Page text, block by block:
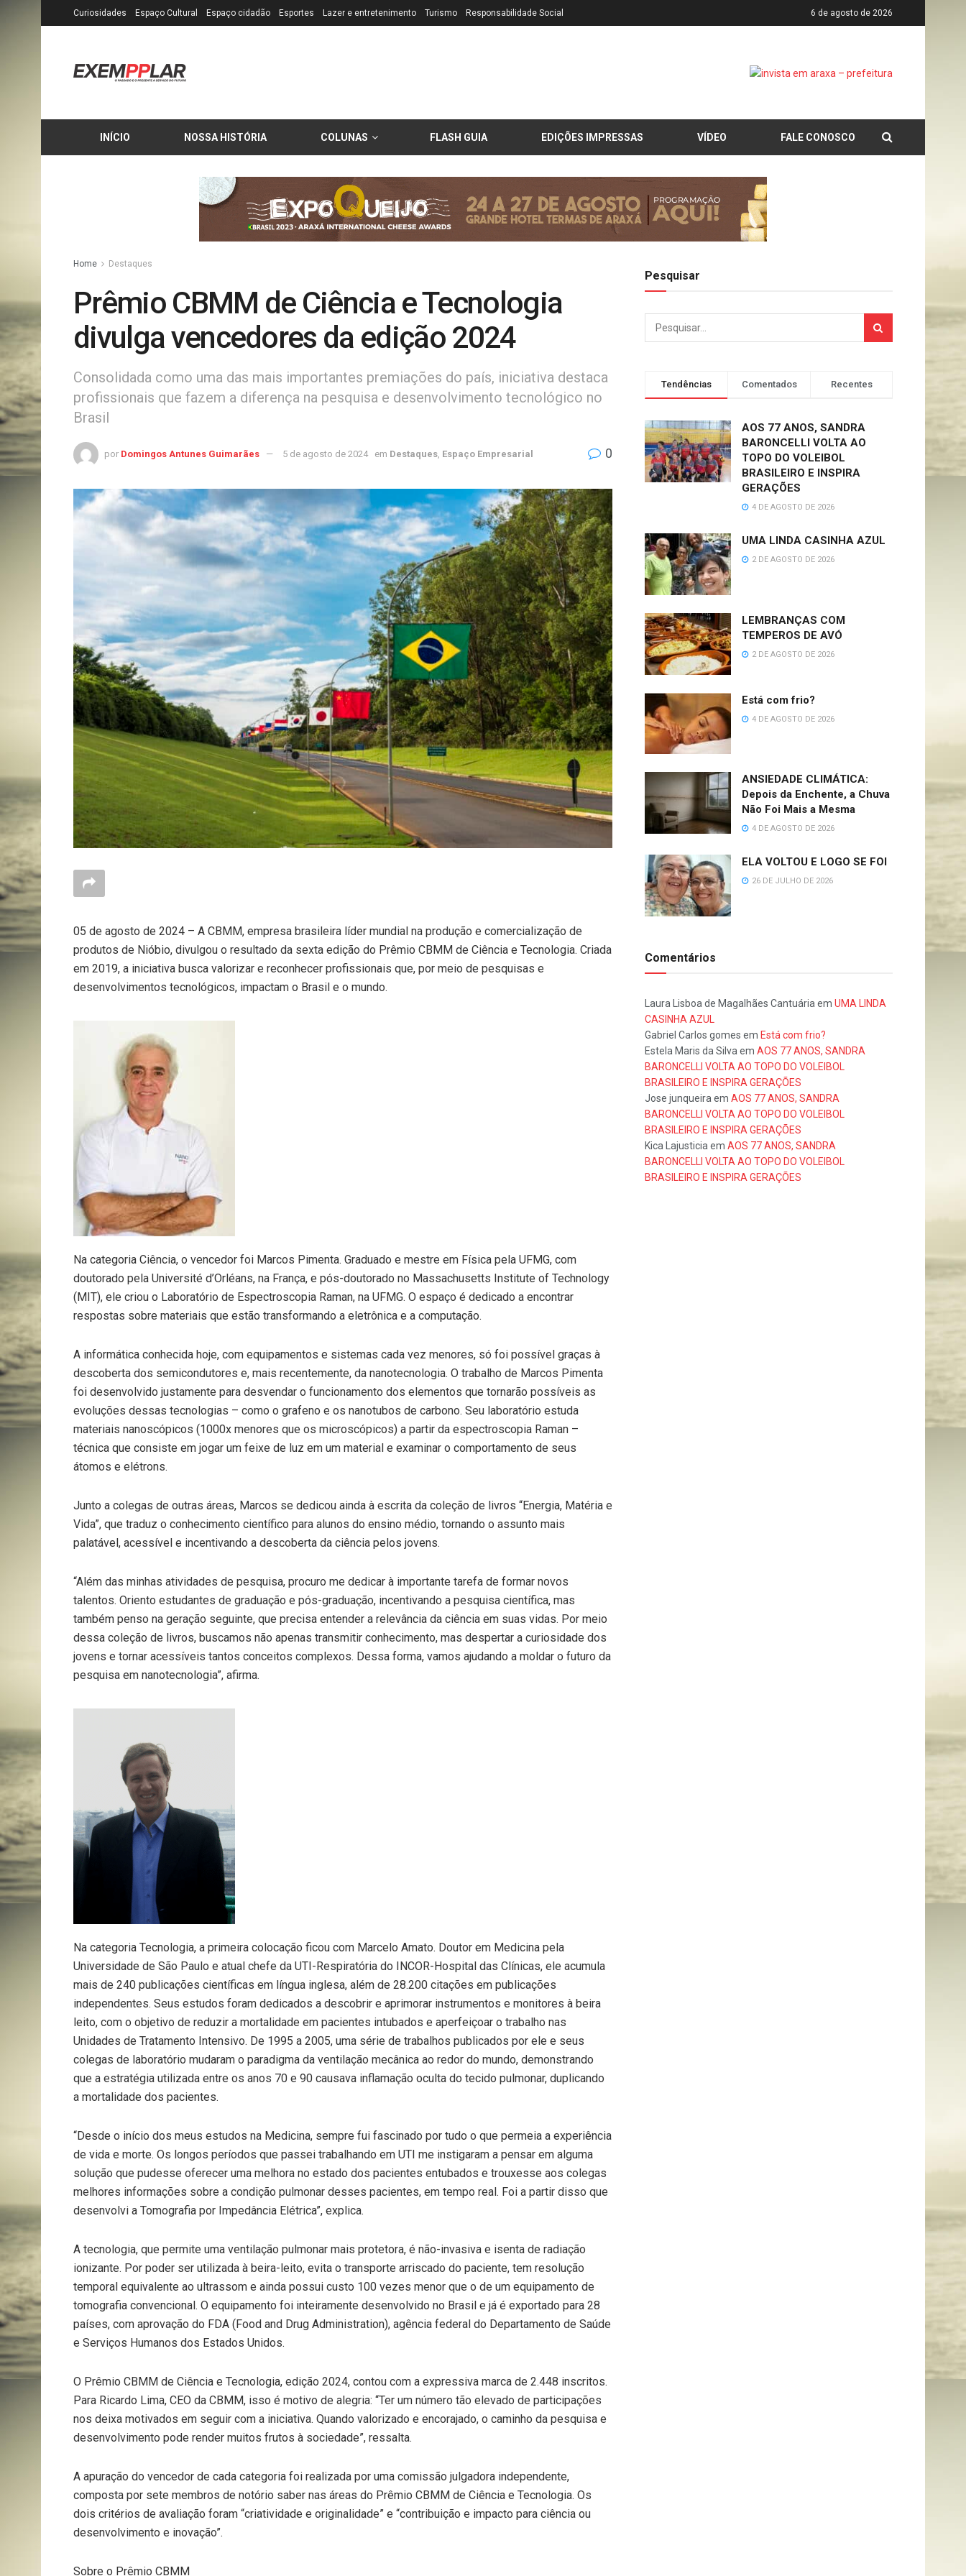
Curiosidades Espaço Cultural Espaço cidadão Esportes Lazer e entretenimento Turismo Responsabilidade Social 6 de agosto de 2026
INÍCIO NOSSA HISTÓRIA COLUNAS FLASH GUIA EDIÇÕES IMPRESSAS VÍDEO FALE CONOSCO
Home Destaques
Prêmio CBMM de Ciência e Tecnologia
divulga vencedores da edição 2024
Consolidada como uma das mais importantes premiações do país, iniciativa destaca
profissionais que fazem a diferença na pesquisa e desenvolvimento tecnológico no
Brasil
por Domingos Antunes Guimarães 5 de agosto de 2024 em Destaques Espaço Empresarial 0
05 de agosto de 2024 – A CBMM, empresa brasileira líder mundial na produção e comercialização de
produtos de Nióbio, divulgou o resultado da sexta edição do Prêmio CBMM de Ciência e Tecnologia. Criada
em 2019, a iniciativa busca valorizar e reconhecer profissionais que, por meio de pesquisas e
desenvolvimentos tecnológicos, impactam o Brasil e o mundo.
Na categoria Ciência, o vencedor foi Marcos Pimenta. Graduado e mestre em Física pela UFMG, com
doutorado pela Université d’Orléans, na França, e pós-doutorado no Massachusetts Institute of Technology
(MIT), ele criou o Laboratório de Espectroscopia Raman, na UFMG. O espaço é dedicado a encontrar
respostas sobre materiais que estão transformando a eletrônica e a computação.
A informática conhecida hoje, com equipamentos e sistemas cada vez menores, só foi possível graças à
descoberta dos semicondutores e, mais recentemente, da nanotecnologia. O trabalho de Marcos Pimenta
foi desenvolvido justamente para desvendar o funcionamento dos elementos que tornarão possíveis as
evoluções dessas tecnologias – como o grafeno e os nanotubos de carbono. Seu laboratório estuda
materiais nanoscópicos (1000x menores que os microscópicos) a partir da espectroscopia Raman –
técnica que consiste em jogar um feixe de luz em um material e examinar o comportamento de seus
átomos e elétrons.
Junto a colegas de outras áreas, Marcos se dedicou ainda à escrita da coleção de livros “Energia, Matéria e
Vida”, que traduz o conhecimento científico para alunos do ensino médio, tornando o assunto mais
palatável, acessível e incentivando a descoberta da ciência pelos jovens.
“Além das minhas atividades de pesquisa, procuro me dedicar à importante tarefa de formar novos
talentos. Oriento estudantes de graduação e pós-graduação, incentivando a pesquisa científica, mas
também penso na geração seguinte, que precisa entender a relevância da ciência em suas vidas. Por meio
dessa coleção de livros, buscamos não apenas transmitir conhecimento, mas despertar a curiosidade dos
jovens e tornar acessíveis tantos conceitos complexos. Dessa forma, vamos ajudando a moldar o futuro da
pesquisa em nanotecnologia”, afirma.
Na categoria Tecnologia, a primeira colocação ficou com Marcelo Amato. Doutor em Medicina pela
Universidade de São Paulo e atual chefe da UTI-Respiratória do INCOR-Hospital das Clínicas, ele acumula
mais de 240 publicações científicas em língua inglesa, além de 28.200 citações em publicações
independentes. Seus estudos foram dedicados a descobrir e aprimorar instrumentos e monitores à beira
leito, com o objetivo de reduzir a mortalidade em pacientes intubados e aperfeiçoar o trabalho nas
Unidades de Tratamento Intensivo. De 1995 a 2005, uma série de trabalhos publicados por ele e seus
colegas de laboratório mudaram o paradigma da ventilação mecânica ao redor do mundo, demonstrando
que a estratégia utilizada entre os anos 70 e 90 causava inflamação oculta do tecido pulmonar, duplicando
a mortalidade dos pacientes.
“Desde o início dos meus estudos na Medicina, sempre fui fascinado por tudo o que permeia a experiência
de vida e morte. Os longos períodos que passei trabalhando em UTI me instigaram a pensar em alguma
solução que pudesse oferecer uma melhora no estado dos pacientes entubados e trouxesse aos colegas
melhores informações sobre a condição pulmonar desses pacientes, em tempo real. Foi a partir disso que
desenvolvi a Tomografia por Impedância Elétrica”, explica.
A tecnologia, que permite uma ventilação pulmonar mais protetora, é não-invasiva e isenta de radiação
ionizante. Por poder ser utilizada à beira-leito, evita o transporte arriscado do paciente, tem resolução
temporal equivalente ao ultrassom e ainda possui custo 100 vezes menor que o de um equipamento de
tomografia convencional. O equipamento foi inteiramente desenvolvido no Brasil e já é exportado para 28
países, com aprovação do FDA (Food and Drug Administration), agência federal do Departamento de Saúde
e Serviços Humanos dos Estados Unidos.
O Prêmio CBMM de Ciência e Tecnologia, edição 2024, contou com a expressiva marca de 2.448 inscritos.
Para Ricardo Lima, CEO da CBMM, isso é motivo de alegria: “Ter um número tão elevado de participações
nos deixa motivados em seguir com a iniciativa. Quando valorizado e encorajado, o caminho da pesquisa e
desenvolvimento pode render muitos frutos à sociedade”, ressalta.
A apuração do vencedor de cada categoria foi realizada por uma comissão julgadora independente,
composta por sete membros de notório saber nas áreas do Prêmio CBMM de Ciência e Tecnologia. Os
dois critérios de avaliação foram “criatividade e originalidade” e “contribuição e impacto para ciência ou
desenvolvimento e inovação”.
Sobre o Prêmio CBMM
Pesquisar
Tendências Comentados Recentes
AOS 77 ANOS, SANDRA
BARONCELLI VOLTA AO
TOPO DO VOLEIBOL
BRASILEIRO E INSPIRA
GERAÇÕES
4 DE AGOSTO DE 2026
UMA LINDA CASINHA AZUL
2 DE AGOSTO DE 2026
LEMBRANÇAS COM
TEMPEROS DE AVÓ
2 DE AGOSTO DE 2026
Está com frio?
4 DE AGOSTO DE 2026
ANSIEDADE CLIMÁTICA:
Depois da Enchente, a Chuva
Não Foi Mais a Mesma
4 DE AGOSTO DE 2026
ELA VOLTOU E LOGO SE FOI
26 DE JULHO DE 2026
Comentários
Laura Lisboa de Magalhães Cantuária em UMA LINDA
CASINHA AZUL
Gabriel Carlos gomes em Está com frio?
Estela Maris da Silva em AOS 77 ANOS, SANDRA
BARONCELLI VOLTA AO TOPO DO VOLEIBOL
BRASILEIRO E INSPIRA GERAÇÕES
Jose junqueira em AOS 77 ANOS, SANDRA
BARONCELLI VOLTA AO TOPO DO VOLEIBOL
BRASILEIRO E INSPIRA GERAÇÕES
Kica Lajusticia em AOS 77 ANOS, SANDRA
BARONCELLI VOLTA AO TOPO DO VOLEIBOL
BRASILEIRO E INSPIRA GERAÇÕES